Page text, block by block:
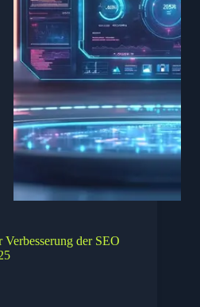
Verbesserung der SEO